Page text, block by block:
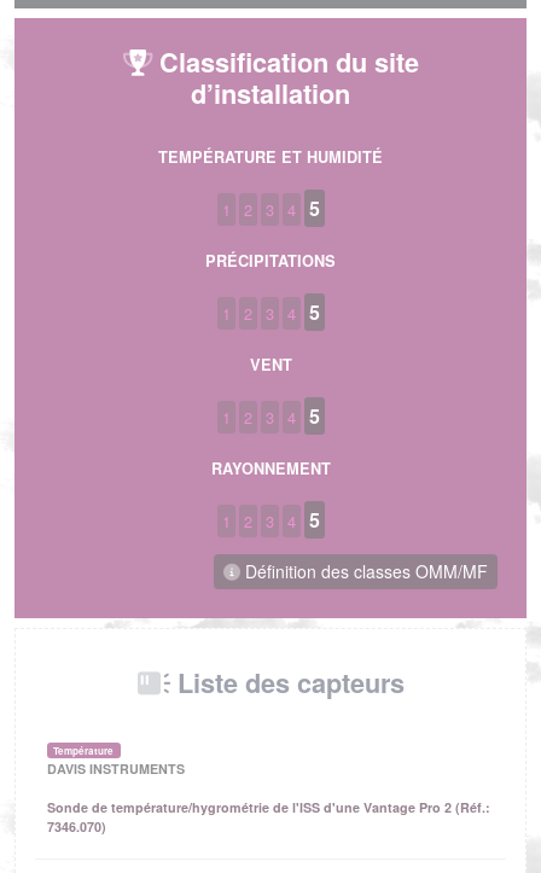
Classification du site
d’installation
TEMPÉRATURE ET HUMIDITÉ
1 2 3 4 5
PRÉCIPITATIONS
1 2 3 4 5
VENT
1 2 3 4 5
RAYONNEMENT
1 2 3 4 5
Définition des classes OMM/MF
Liste des capteurs
Température
DAVIS INSTRUMENTS
Sonde de température/hygrométrie de l'ISS d'une Vantage Pro 2 (Réf.:
7346.070)